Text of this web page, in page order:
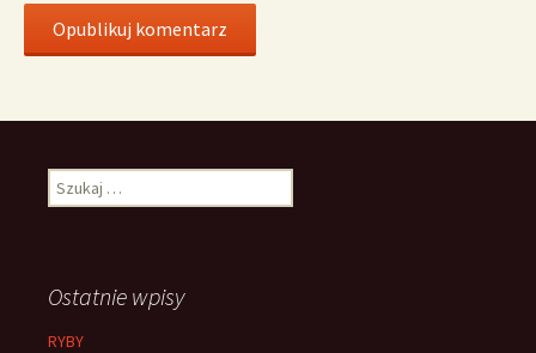
Szukaj:
Ostatnie wpisy
RYBY